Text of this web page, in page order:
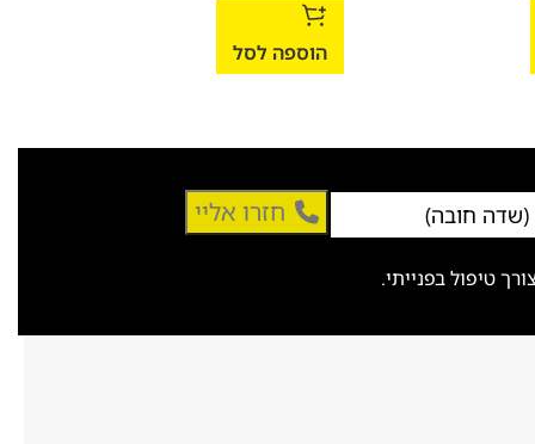
הוספה לסל
חזרו אליי
טיפול בפנייתי.